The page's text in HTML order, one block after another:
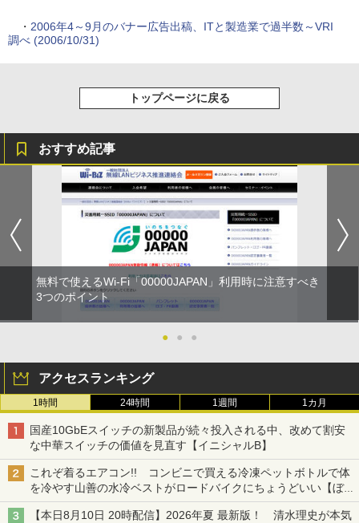
・ 2006年4～9月のバナー広告出稿、ITと製造業で過半数～VRI
調べ (2006/10/31)
トップページに戻る
おすすめ記事
無料で使えるWi-Fi「00000JAPAN」利用時に注意すべき
3つのポイント
● ● ●
アクセスランキング
1時間 24時間 1週間 1カ月
国産10GbEスイッチの新製品が続々投入される中、改めて割安
な中華スイッチの価値を見直す【イニシャルB】
これぞ着るエアコン!! コンビニで買える冷凍ペットボトルで体
を冷やす山善の水冷ベストがロードバイクにちょうどいい【ぼっ
ち・ざ・ろーど！その14】【空いた時間でなにしてる？】
【本日8月10日 20時配信】2026年夏 最新版！ 清水理史が本気